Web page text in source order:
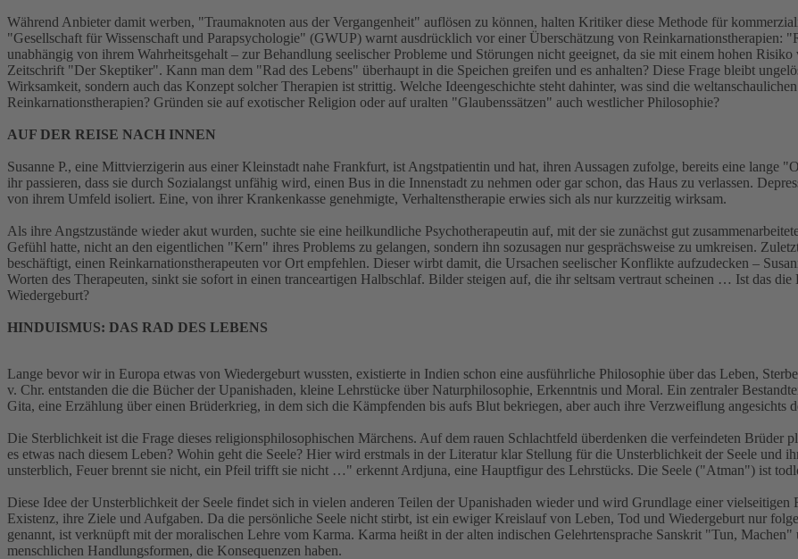
Während Anbieter damit werben, "Traumaknoten aus der Vergangenheit" auflösen zu können, halten Kritiker diese Methode für
"Gesellschaft für Wissenschaft und Parapsychologie" (GWUP) warnt ausdrücklich vor einer Überschätzung von Reinkarnationstherapien:
unabhängig von ihrem Wahrheitsgehalt – zur Behandlung seelischer Probleme und Störungen nicht geeignet, da sie mit einem hohen
Zeitschrift "Der Skeptiker". Kann man dem "Rad des Lebens" überhaupt in die Speichen greifen und es anhalten? Diese Frage bleibt
Wirksamkeit, sondern auch das Konzept solcher Therapien ist strittig. Welche Ideengeschichte steht dahinter, was sind die
Reinkarnationstherapien? Gründen sie auf exotischer Religion oder auf uralten "Glaubenssätzen" auch westlicher Philosophie?
AUF DER REISE NACH INNEN
Susanne P., eine Mittvierzigerin aus einer Kleinstadt nahe Frankfurt, ist Angstpatientin und hat, ihren Aussagen zufolge, bereits eine lange
ihr passieren, dass sie durch Sozialangst unfähig wird, einen Bus in die Innenstadt zu nehmen oder gar schon, das Haus zu verlassen.
von ihrem Umfeld isoliert. Eine, von ihrer Krankenkasse genehmigte, Verhaltenstherapie erwies sich als nur kurzzeitig wirksam.
Als ihre Angstzustände wieder akut wurden, suchte sie eine heilkundliche Psychotherapeutin auf, mit der sie zunächst gut
Gefühl hatte, nicht an den eigentlichen "Kern" ihres Problems zu gelangen, sondern ihn sozusagen nur gesprächsweise zu umkreisen.
beschäftigt, einen Reinkarnationstherapeuten vor Ort empfehlen. Dieser wirbt damit, die Ursachen seelischer Konflikte aufzudecken –
Worten des Therapeuten, sinkt sie sofort in einen tranceartigen Halbschlaf. Bilder steigen auf, die ihr seltsam vertraut scheinen … Ist das
Wiedergeburt?
HINDUISMUS: DAS RAD DES LEBENS
Lange bevor wir in Europa etwas von Wiedergeburt wussten, existierte in Indien schon eine ausführliche Philosophie über das Leben,
v. Chr. entstanden die die Bücher der Upanishaden, kleine Lehrstücke über Naturphilosophie, Erkenntnis und Moral. Ein zentraler
Gita, eine Erzählung über einen Brüderkrieg, in dem sich die Kämpfenden bis aufs Blut bekriegen, aber auch ihre Verzweiflung angesichts
Die Sterblichkeit ist die Frage dieses religionsphilosophischen Märchens. Auf dem rauen Schlachtfeld überdenken die verfeindeten Brüder
es etwas nach diesem Leben? Wohin geht die Seele? Hier wird erstmals in der Literatur klar Stellung für die Unsterblichkeit der Seele und
unsterblich, Feuer brennt sie nicht, ein Pfeil trifft sie nicht …" erkennt Ardjuna, eine Hauptfigur des Lehrstücks. Die Seele ("Atman") ist
Diese Idee der Unsterblichkeit der Seele findet sich in vielen anderen Teilen der Upanishaden wieder und wird Grundlage einer vielseitigen
Existenz, ihre Ziele und Aufgaben. Da die persönliche Seele nicht stirbt, ist ein ewiger Kreislauf von Leben, Tod und Wiedergeburt nur
genannt, ist verknüpft mit der moralischen Lehre vom Karma. Karma heißt in der alten indischen Gelehrtensprache Sanskrit "Tun, Machen"
menschlichen Handlungsformen, die Konsequenzen haben.